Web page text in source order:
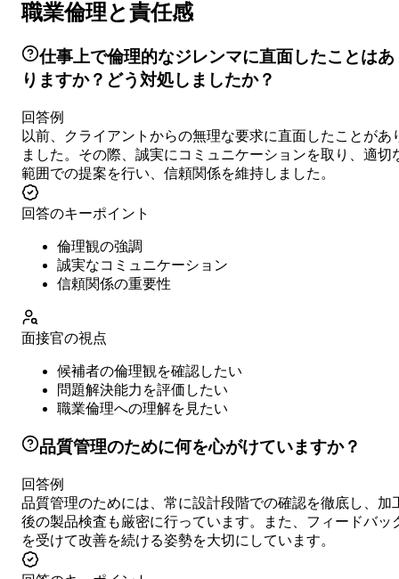
職業倫理と責任感
仕事上で倫理的なジレンマに直面したことはあ
りますか？どう対処しましたか？
回答例
以前、クライアントからの無理な要求に直面したことがあ
ました。その際、誠実にコミュニケーションを取り、適切
範囲での提案を行い、信頼関係を維持しました。
回答のキーポイント
倫理観の強調
誠実なコミュニケーション
信頼関係の重要性
面接官の視点
候補者の倫理観を確認したい
問題解決能力を評価したい
職業倫理への理解を見たい
品質管理のために何を心がけていますか？
回答例
品質管理のためには、常に設計段階での確認を徹底し、加
後の製品検査も厳密に行っています。また、フィードバッ
を受けて改善を続ける姿勢を大切にしています。